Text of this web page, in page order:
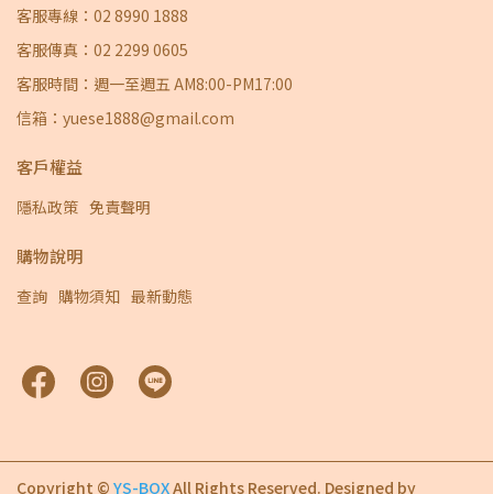
客服專線：02 8990 1888
客服傳真：02 2299 0605
客服時間：週一至週五 AM8:00-PM17:00
信箱：yuese1888@gmail.com
客戶權益
隱私政策 免責聲明
購物說明
查詢 購物須知 最新動態
Copyright © YS-BOXAll Rights Reserved. Designed by